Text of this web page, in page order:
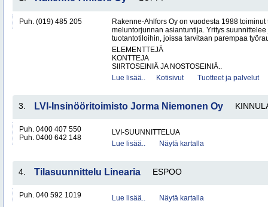
Puh. (019) 485 205
Rakenne-Ahlfors Oy on vuodesta 1988
meluntorjunnan asiantuntija. Yritys
tuotantotiloihin, joissa tarvitaan parempaa
ELEMENTTEJÄ
KONTTEJA
SIIRTOSEINIÄ JA NOSTOSEINIÄ..
Lue lisää..
Kotisivut Tuotteet ja palvelut
3. LVI-Insinööritoimisto Jorma Niemonen Oy
Puh. 0400 407 550
Puh. 0400 642 148
LVI-SUUNNITTELUA
Lue lisää..
Näytä kartalla
4. Tilasuunnittelu Linearia ESPOO
Puh. 040 592 1019 Lue lisää.. Näytä kartalla